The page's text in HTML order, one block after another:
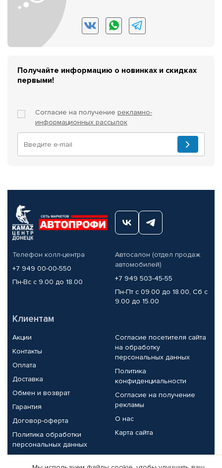
Получайте информацию о новинках и скидках
первыми!
Согласие на получение рекламно-
информационных рассылок
Телефон колл-центра
+7 949 00-00-550
Пн-Вс с 9.00 до 18.00
Автосалон (отдел продаж
автомобилей)
+7 949 503-45-55
Пн-Пт с 09.00 до 18.00, Сб с
9.00 до 15.00
Клиентам
Акции
Контакты
Оплата
Доставка
Обмен и возврат
Гарантия
Договор-оферта
Политика обработки
персональных данных
Согласие посетителя сайта
на обработку
персональных данных
Политика
конфиденциальности
Согласие на получение
рекламы
О нас
Карта сайта